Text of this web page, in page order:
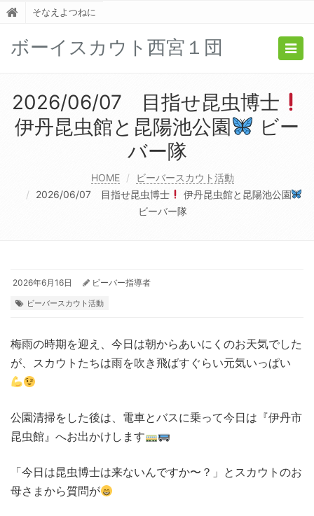
そなえよつねに
ボーイスカウト西宮１団
2026/06/07 目指せ昆虫博士
伊丹昆虫館と昆陽池公園
ビー
バー隊
HOME
ビーバースカウト活動
2026/06/07 目指せ昆虫博士
伊丹昆虫館と昆陽池公園
ビーバー隊
2026年6月16日 ビーバー指導者
ビーバースカウト活動
梅雨の時期を迎え、今日は朝からあいにくのお天気でした
が、スカウトたちは雨を吹き飛ばすぐらい元気いっぱい
公園清掃をした後は、電車とバスに乗って今日は『伊丹市
昆虫館』へお出かけします
「今日は昆虫博士は来ないんですか〜？」とスカウトのお
母さまから質問が